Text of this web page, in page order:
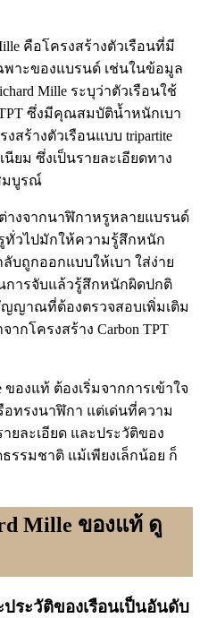
คือโครงสร้างตัวเรือนที่มี
าะของแบรนด์ เช่นในข้อมูล
Mille ระบุว่าตัวเรือนใช้
TPT ซึ่งมีคุณสมบัติน้ำหนักเบา
ร้างตัวเรือนแบบ tripartite
เนียม ซึ่งเป็นรายละเอียดทาง
มบูรณ์
างจากนาฬิกาหรูหลายแบรนด์
ทั่วไปมักให้ความรู้สึกหนัก
บถูกออกแบบให้เบา ใส่ง่าย
ารจับแล้วรู้สึกหนักผิดปกติ
ญาณที่ต้องตรวจสอบเพิ่มเติม
กโครงสร้าง Carbon TPT
ของแท้ ต้องเริ่มจากการเข้าใจ
ทรงนาฬิกา แต่เด่นที่ความ
ยละเอียด และประวัติของ
รรมชาติ แม้เพียงเล็กน้อย ก็
Mille ของแท้ ดู
ประวัติของเรือนเป็นอันดับ